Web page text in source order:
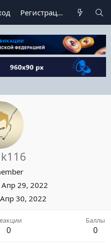
Регистрация
Апр 29, 2022
Апр 30, 2022
0
Баллы
0